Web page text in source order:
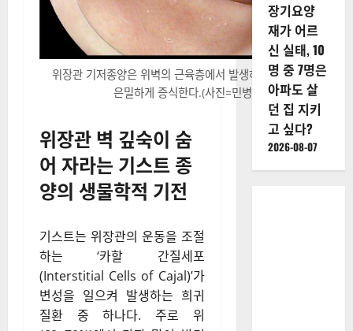
위장관 기저종양은 위벽의 근육층에서 발생하여 점막 아래에
은밀하게 증식한다.(사진=민병원)
위장관 벽 깊숙이 숨
어 자라는 기스트 종
양의 생물학적 기전
기스트는 위장관의 운동을 조절
하는 ‘카할 간질세포
(Interstitial Cells of Cajal)’가
변성을 일으켜 발생하는 희귀
질환 중 하나다. 주로 위
장기요양
재가 어르
신 실태, 10
명 중 7명은
아파도 살
던 집 지키
고 싶다?
2026-08-07